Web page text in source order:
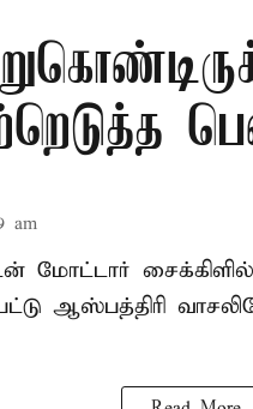
am
மோட்டார்
ஆஸ்பத்திரி